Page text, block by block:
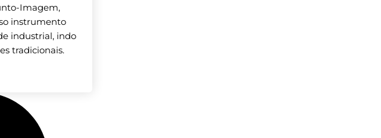
Imagem,
instrumento
industrial, indo
tradicionais.